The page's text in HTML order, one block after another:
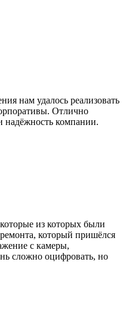
нам удалось реализовать
Отлично
надёжность компании.
из которых были
который пришёлся
с камеры,
сложно оцифровать, но